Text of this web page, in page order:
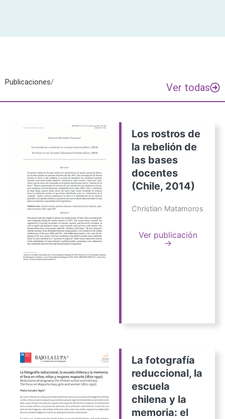
Publicaciones/ Ver todas
Los rostros de
la rebelión de
las bases
docentes
(Chile, 2014)
Christian Matamoros
Ver publicación
→
La fotografía
reduccional, la
escuela
chilena y la
memoria: el